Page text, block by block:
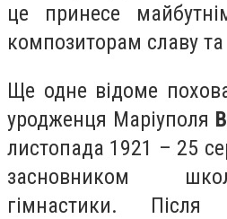
це принесе
композиторам славу
Ще одне відоме
уродженця Маріуполя
листопада 1921 – 25
засновником
гімнастики.